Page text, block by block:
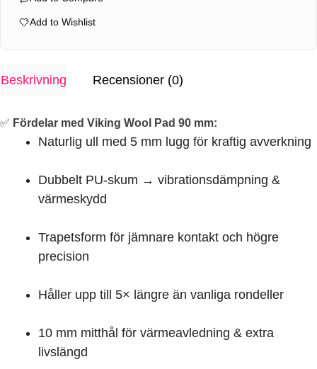
90mm
Add to Wishlist
Beskrivning Recensioner (0)
✅ Fördelar med Viking Wool Pad 90 mm:
Naturlig ull med 5 mm lugg för kraftig avverkning
Dubbelt PU-skum → vibrationsdämpning &
värmeskydd
Trapetsform för jämnare kontakt och högre
precision
Håller upp till 5× längre än vanliga rondeller
10 mm mitthål för värmeavledning & extra
livslängd